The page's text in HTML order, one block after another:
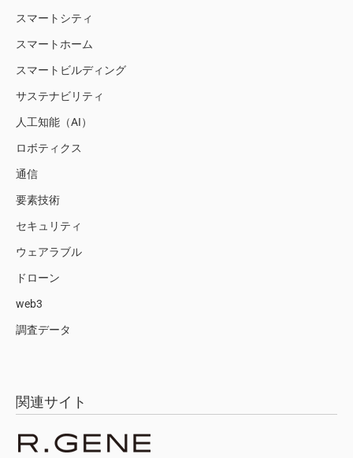
スマートシティ
スマートホーム
スマートビルディング
サステナビリティ
人工知能（AI）
ロボティクス
通信
要素技術
セキュリティ
ウェアラブル
ドローン
web3
調査データ
関連サイト